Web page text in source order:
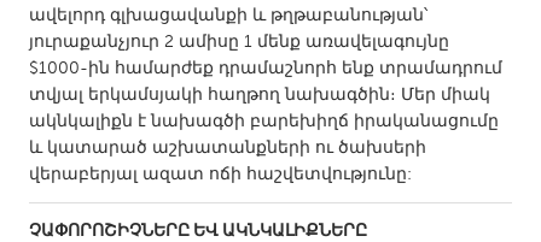
MALAYSIA
Kuala Lumpur
NETHERLANDS
Leiden
Rotterdam
ավելորդ գլխացավանքի և թղթաբանության՝
յուրաքանչյուր 2 ամիսը 1 մենք առավելագույնը
$1000-ին համարժեք դրամաշնորհ ենք տրամադրում
տվյալ երկամսյակի հաղթող նախագծին։ Մեր միակ
ակնկալիքն է նախագծի բարեխիղճ իրականացումը
և կատարած աշխատանքների ու ծախսերի
վերաբերյալ ազատ ոճի հաշվետվությունը:
ՉԱՓՈՐՈՇԻՉՆԵՐԸ ԵՎ ԱԿՆԿԱԼԻՔՆԵՐԸ